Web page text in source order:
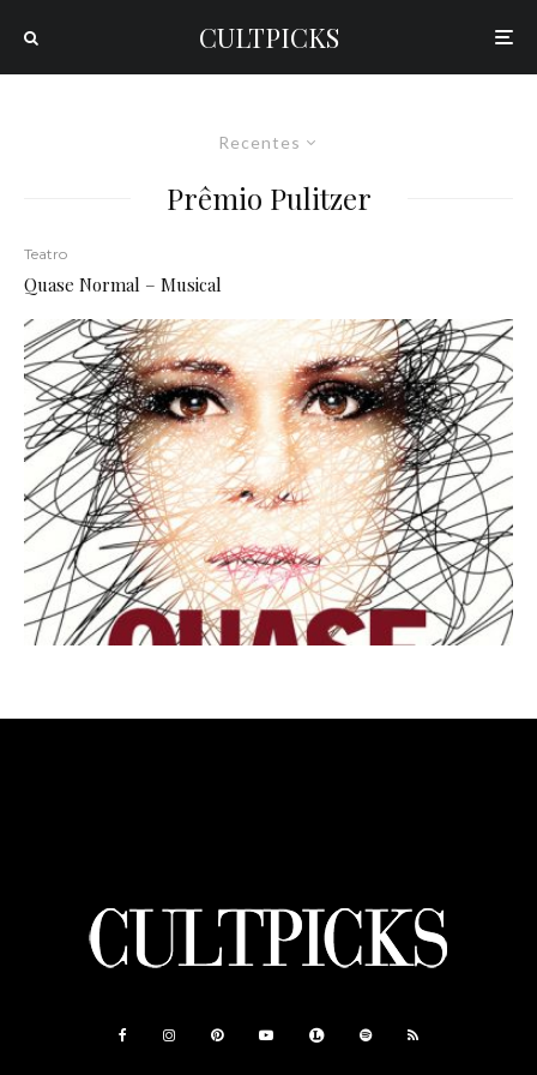
CULTPICKS
Recentes
Prêmio Pulitzer
Teatro
Quase Normal – Musical